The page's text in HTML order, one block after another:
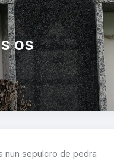
os
nun sepulcro de pedra